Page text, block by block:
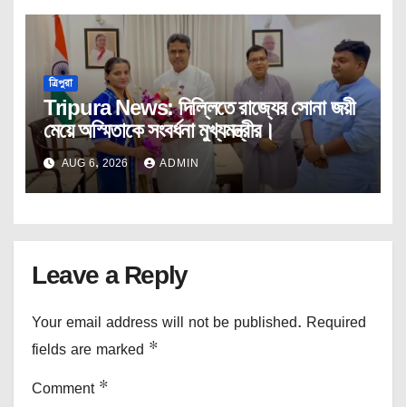
ত্রিপুরা
Tripura News: দিল্লিতে রাজ্যের সোনা জয়ী
মেয়ে অস্মিতাকে সংবর্ধনা মুখ্যমন্ত্রীর।
AUG 6, 2026 ADMIN
Leave a Reply
Your email address will not be published. Required
fields are marked *
Comment *